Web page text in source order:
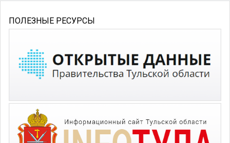
ПОЛЕЗНЫЕ РЕСУРСЫ